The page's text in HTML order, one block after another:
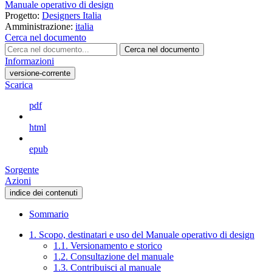
Manuale operativo di design
Progetto: Designers Italia
Amministrazione: italia
Cerca nel documento
Cerca nel documento
Informazioni
versione-corrente
Scarica
pdf
html
epub
Sorgente
Azioni
indice dei contenuti
Sommario
1. Scopo, destinatari e uso del Manuale operativo di design
1.1. Versionamento e storico
1.2. Consultazione del manuale
1.3. Contribuisci al manuale